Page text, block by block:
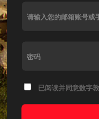
请输入您的邮箱账号或
密码
已阅读并同意数字